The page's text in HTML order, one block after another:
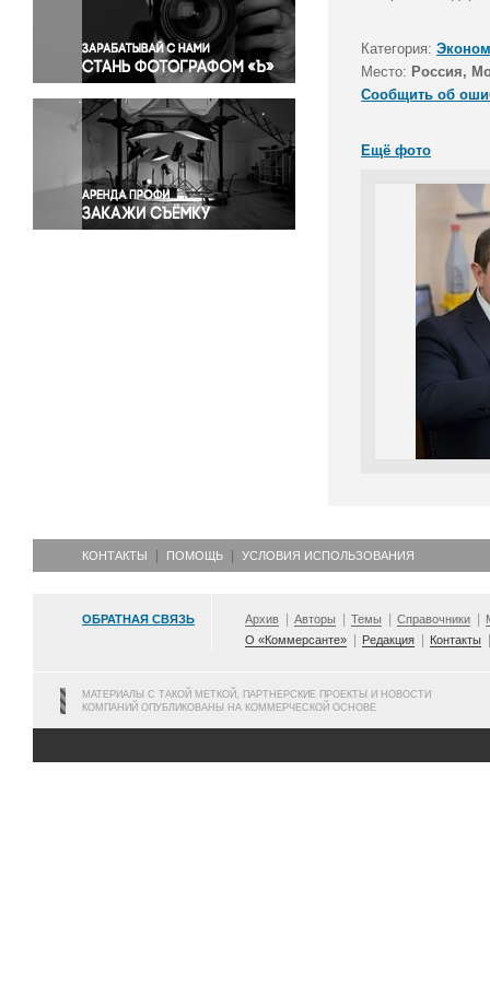
Правосудие
Происшествия и конфликты
Религия
Светская жизнь
Спорт
Экология
Экономика и бизнес
Категория:
Место: Россия,
Сообщить об
Ещё фото
КОНТАКТЫ ПОМОЩЬ УСЛОВИЯ ИСПОЛЬЗОВАНИЯ
ОБРАТНАЯ СВЯЗЬ Архив Авторы Темы Справочники
О «Коммерсанте»
Редакция Контакты
МАТЕРИАЛЫ С ТАКОЙ МЕТКОЙ, ПАРТНЕРСКИЕ ПРОЕКТЫ И НОВОСТИ
КОМПАНИЙ ОПУБЛИКОВАНЫ НА КОММЕРЧЕСКОЙ ОСНОВЕ